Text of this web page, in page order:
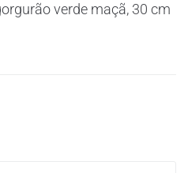
verde maçã, 30 cm